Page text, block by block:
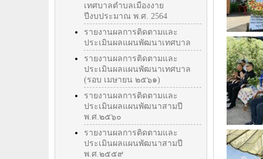
เทศบาลตำบลเมืองงาย
ปีงบประมาณ พ.ศ. 2564
รายงานผลการติดตามและ
ประเมินผลแผนพัฒนาเทศบาล
รายงานผลการติดตามและ
ประเมินผลแผนพัฒนาเทศบาล
(รอบ เมษายน ๒๕๖๑)
รายงานผลการติดตามและ
ประเมินผลแผนพัฒนาสามปี
พ.ศ.๒๕๖๐
รายงานผลการติดตามและ
ประเมินผลแผนพัฒนาสามปี
พ.ศ.๒๕๕๙